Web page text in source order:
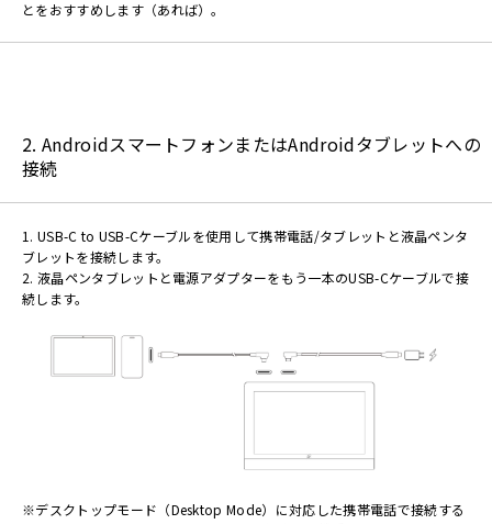
とをおすすめします（あれば）。
2. AndroidスマートフォンまたはAndroidタブレットへの
接続
1. USB-C to USB-Cケーブルを使用して携帯電話/タブレットと液晶ペンタ
ブレットを接続します。
2. 液晶ペンタブレットと電源アダプターをもう一本のUSB-Cケーブルで接
続します。
※デスクトップモード（Desktop Mode）に対応した携帯電話で接続する